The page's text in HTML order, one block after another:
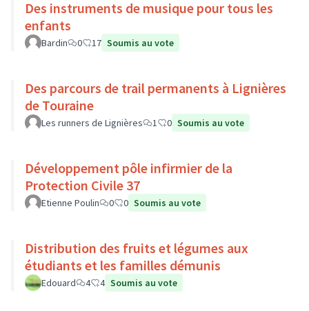
Des instruments de musique pour tous les
enfants
Bardin 0 17 Soumis au vote
Des parcours de trail permanents à Lignières
de Touraine
Les runners de Lignières 1 0 Soumis au vote
Développement pôle infirmier de la
Protection Civile 37
Etienne Poulin 0 0 Soumis au vote
Distribution des fruits et légumes aux
étudiants et les familles démunis
Edouard 4 4 Soumis au vote